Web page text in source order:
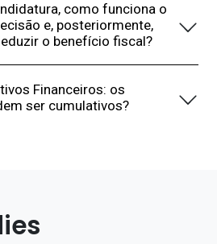
como funciona o
e, posteriormente,
o benefício fiscal?
Financeiros: os
ser cumulativos?